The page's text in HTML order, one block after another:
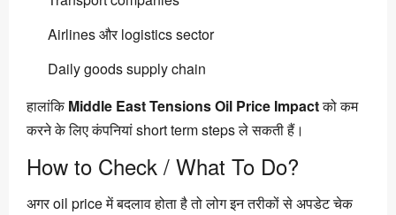
Airlines और logistics sector
Daily goods supply chain
हालांकिMiddle East Tensions Oil Price Impactको कम
करने के लिए कंपनियां short term steps ले सकती हैं।
How to Check / What To Do?
अगर oil price में बदलाव होता है तो लोग इन तरीकों से अपडेट चेक